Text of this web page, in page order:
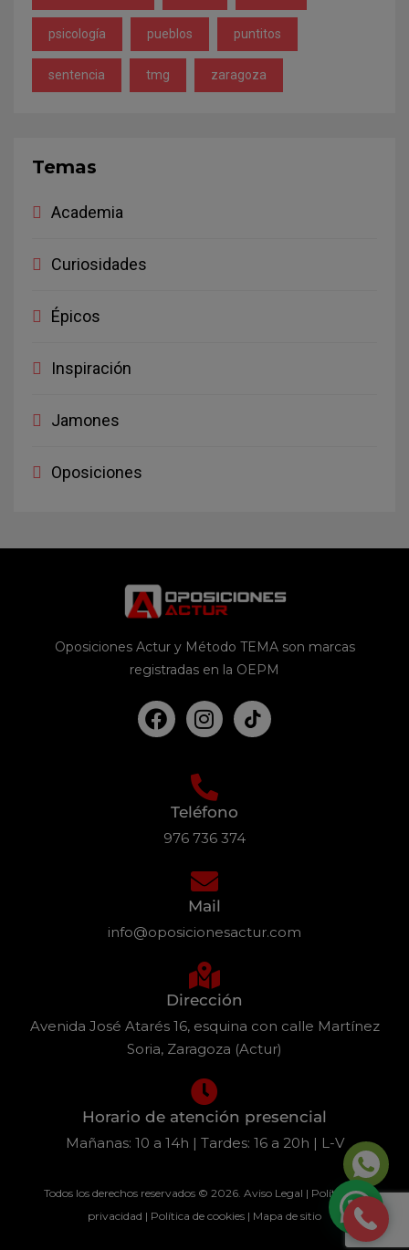
psicología pueblos puntitos
sentencia tmg zaragoza
Temas
Academia
Curiosidades
Épicos
Inspiración
Jamones
Oposiciones
Oposiciones Actur y Método TEMA son marcas
registradas en la OEPM
Teléfono
976 736 374
Mail
info@oposicionesactur.com
Dirección
Avenida José Atarés 16, esquina con calle Martínez
Soria, Zaragoza (Actur)
Horario de atención presencial
Mañanas: 10 a 14h | Tardes: 16 a 20h | L-V
Todos los derechos reservados © 2026. Aviso Legal | Política de
privacidad | Política de cookies | Mapa de sitio